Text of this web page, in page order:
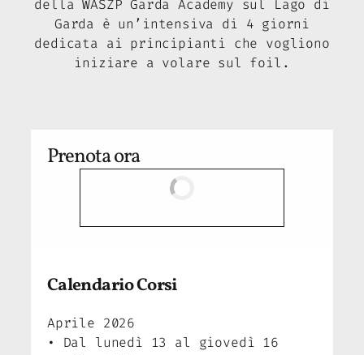
della WASZP Garda Academy sul Lago di
Garda è un’intensiva di 4 giorni
dedicata ai principianti che vogliono
iniziare a volare sul foil.
Prenota ora
Calendario Corsi
Aprile 2026
• Dal lunedì 13 al giovedì 16